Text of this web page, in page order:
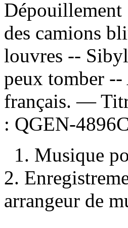
Dépouillement
des camions
louvres --
peux tomber
français. —
: QGEN-
1. Musique
2.
arrangeur de